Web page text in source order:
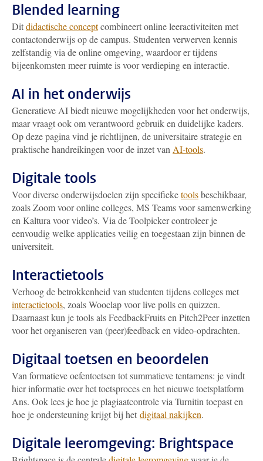
Blended learning
Ditdidactische conceptcombineert online leeractiviteiten met
contactonderwijs op de campus. Studenten verwerven kennis
zelfstandig via de online omgeving, waardoor er tijdens
bijeenkomsten meer ruimte is voor verdieping en interactie.
AI in het onderwijs
Generatieve AI biedt nieuwe mogelijkheden voor het onderwijs,
maar vraagt ook om verantwoord gebruik en duidelijke kaders.
Op deze pagina vind je richtlijnen, de universitaire strategie en
praktische handreikingen voor de inzet van AI-tools.
Digitale tools
Voor diverse onderwijsdoelen zijn specifieketoolsbeschikbaar,
zoals Zoom voor online colleges, MS Teams voor samenwerking
en Kaltura voor video’s. Via de Toolpicker controleer je
eenvoudig welke applicaties veilig en toegestaan zijn binnen de
universiteit.
Interactietools
Verhoog de betrokkenheid van studenten tijdens colleges met
interactietools, zoals Wooclap voor live polls en quizzen.
Daarnaast kun je tools als FeedbackFruits en Pitch2Peer inzetten
voor het organiseren van (peer)feedback en video-opdrachten.
Digitaal toetsen en beoordelen
Van formatieve oefentoetsen tot summatieve tentamens: je vindt
hier informatie over het toetsproces en het nieuwe toetsplatform
Ans. Ook lees je hoe je plagiaatcontrole via Turnitin toepast en
hoe je ondersteuning krijgt bij het digitaal nakijken.
Digitale leeromgeving: Brightspace